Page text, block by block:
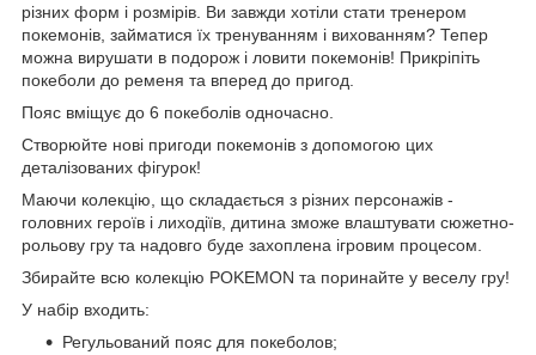
різних форм і розмірів. Ви завжди хотіли стати тренером
покемонів, займатися їх тренуванням і вихованням? Тепер
можна вирушати в подорож і ловити покемонів! Прикріпіть
покеболи до ременя та вперед до пригод.
Пояс вміщує до 6 покеболів одночасно.
Створюйте нові пригоди покемонів з допомогою цих
деталізованих фігурок!
Маючи колекцію, що складається з різних персонажів -
головних героїв і лиходіїв, дитина зможе влаштувати сюжетно-
рольову гру та надовго буде захоплена ігровим процесом.
Збирайте всю колекцію POKEMON та поринайте у веселу гру!
У набір входить:
Регульований пояс для покеболов;